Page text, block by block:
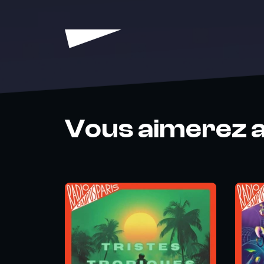
Vous aimerez